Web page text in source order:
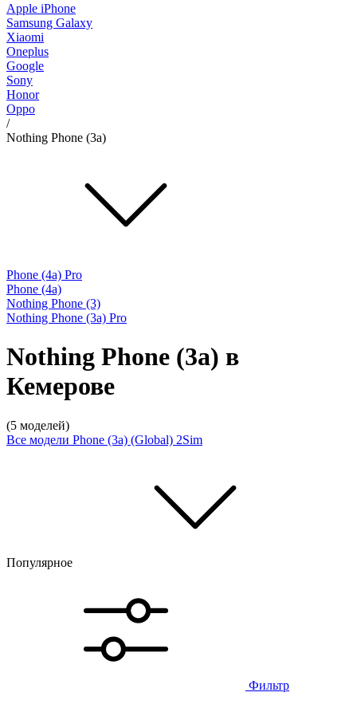
Apple iPhone
Samsung Galaxy
Xiaomi
Oneplus
Google
Sony
Honor
Oppo
/
Nothing Phone (3a)
Phone (4a) Pro
Phone (4a)
Nothing Phone (3)
Nothing Phone (3a) Pro
Nothing Phone (3a) в
Кемерове
(5 моделей)
Все модели Phone (3a) (Global) 2Sim
Популярное
Фильтр